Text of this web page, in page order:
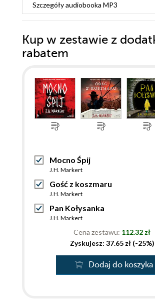
Szczegółyaudiobooka MP3
Kup w zestawie z
rabatem
Mocno Śpij
J.H. Markert
Gość z koszmaru
J.H. Markert
Pan Kołysanka
J.H. Markert
Cena zestawu: 112.32 zł
Zyskujesz: 37.65 zł (-25%)
Dodaj do koszyka